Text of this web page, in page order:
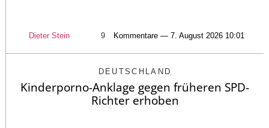
Dieter Stein 9 Kommentare — 7. August 2026 10:01
DEUTSCHLAND
Kinderporno-Anklage gegen früheren SPD-
Richter erhoben